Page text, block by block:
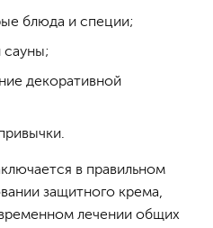
блюда и специи;
сауны;
декоративной
в правильном
защитного крема,
лечении общих